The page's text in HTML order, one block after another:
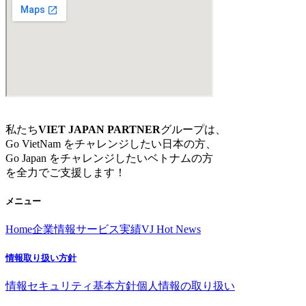
私たちVIET JAPAN PARTNERグループは、
Go VietNam をチャレンジしたい日本の方、
Go Japan をチャレンジしたいベトナムの方
を全力でご支援します！
メニュー
Home企業情報サービス実績VJ Hot News
情報取り扱い方針
情報セキュリティ基本方針個人情報の取り扱い